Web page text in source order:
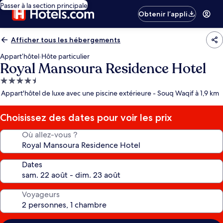
Passer à la section principale
Obtenir l’appli
Afficher tous les hébergements
Appart’hôtel·Hôte particulier
Royal Mansoura Residence Hotel
Hébergement
4.5 étoiles
Appart'hôtel de luxe avec une piscine extérieure - Souq Waqif à 1,9 km
Choisissez des dates pour voir les prix
Où allez-vous ?
Dates
Voyageurs